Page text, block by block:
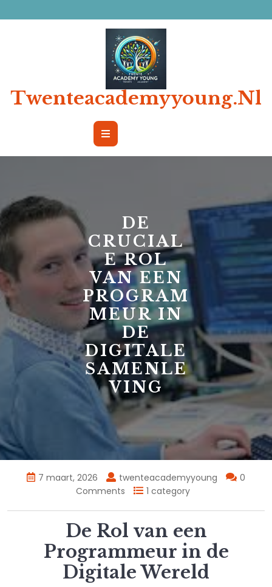
naar
Twenteacademyyoung.nl
Open
Button
DE
CRUCIAL
E ROL
VAN EEN
PROGRAM
MEUR IN
DE
DIGITALE
SAMENLE
VING
7 maart, 2026 twenteacademyyoung
0
Comments
1 category
De Rol van een
Programmeur in de
Digitale Wereld